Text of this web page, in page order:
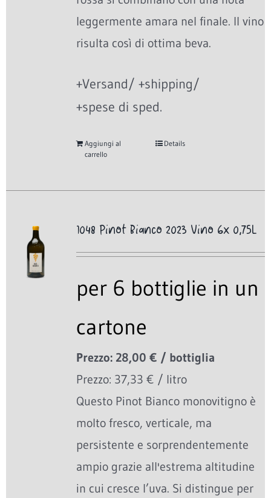
leggermente amara nel finale. Il vino
risulta così di ottima beva.
+Versand/ +shipping/
+spese di sped.
Aggiungi al
carrello
Details
1048 Pinot Bianco 2023 Vino 6x 0,75L
per 6 bottiglie in un
cartone
Prezzo: 28,00 € / bottiglia
Prezzo: 37,33 € / litro
Questo Pinot Bianco monovitigno è
molto fresco, verticale, ma
persistente e sorprendentemente
ampio grazie all'estrema altitudine
in cui cresce l’uva. Si distingue per